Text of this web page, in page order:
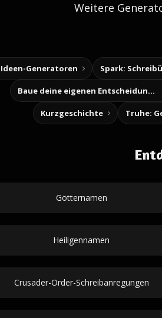
Weitere
Generatoren Spark:
Baue deine eigenen Entscheidungsabenteuer
Kurzgeschichte Truhe:
Götternamen
Heiligennamen
Crusader-Order-Schreibanregungen